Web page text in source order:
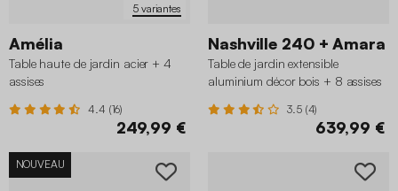
5 variantes
Amélia
Table haute de jardin acier + 4
assises
4.4 (16)
249,99 €
Nashville 240 + Amara
Table de jardin extensible
aluminium décor bois + 8 assises
3.5 (4)
639,99 €
NOUVEAU